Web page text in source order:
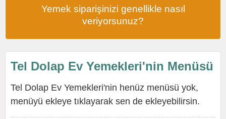
Yemek siparişinizi genellikle nasıl
veriyorsunuz?
Tel Dolap Ev Yemekleri'nin Menüsü
Tel Dolap Ev Yemekleri'nin henüz menüsü yok,
menüyü ekleye tıklayarak sen de ekleyebilirsin.